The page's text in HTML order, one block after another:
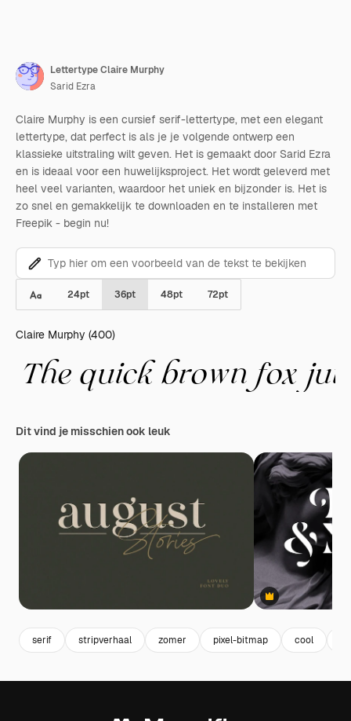
Lettertype Claire Murphy
Sarid Ezra
Claire Murphy is een cursief serif-lettertype, met een elegant
lettertype, dat perfect is als je je volgende ontwerp een
klassieke uitstraling wilt geven. Het is gemaakt door Sarid Ezra
en is ideaal voor een huwelijksproject. Het wordt geleverd met
heel veel varianten, waardoor het uniek en bijzonder is. Het is
zo snel en gemakkelijk te downloaden en te installeren met
Freepik - begin nu!
24pt 36pt 48pt 72pt
Claire Murphy (400)
Dit vind je misschien ook leuk
Premium
serif stripverhaal zomer pixel-bitmap cool